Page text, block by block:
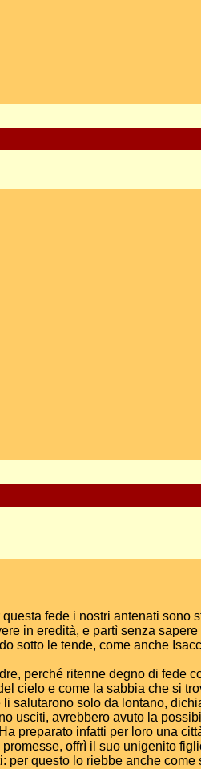
fede i nostri antenati sono
in eredità, e partì senza
sotto le tende, come anche
perché ritenne degno di fede
cielo e come la sabbia che si
salutarono solo da lontano,
usciti, avrebbero avuto la
preparato infatti per loro una
offrì il suo unigenito
per questo lo riebbe anche come